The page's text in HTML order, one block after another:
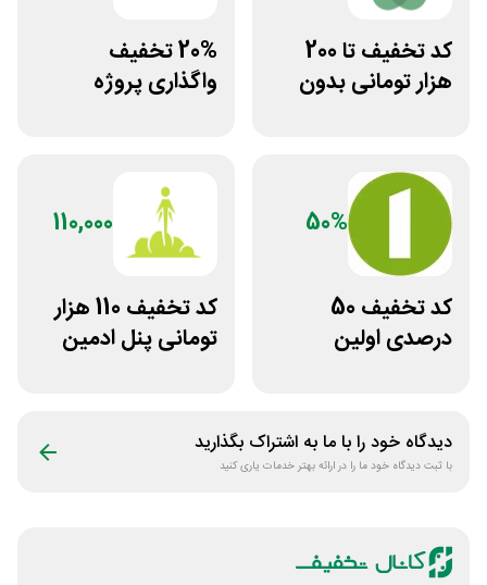
کد تخفیف تا 200
هزار تومانی بدون
20% تخفیف
واگذاری پروژه
50%
کد تخفیف 50
درصدی اولین
110,000
کد تخفیف 110 هزار
تومانی پنل ادمین
دیدگاه خود را با ما به اشتراک بگذارید
با ثبت دیدگاه خود ما را در ارائه بهتر خدمات یاری کنید